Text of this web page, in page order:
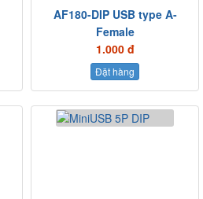
AF180-DIP USB type A-
Female
1.000 đ
Đặt hàng